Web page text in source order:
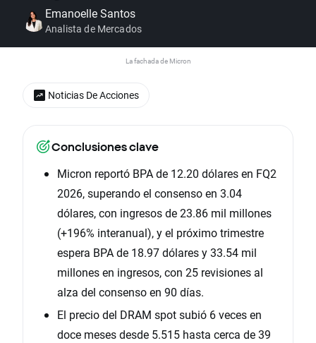
Emanoelle Santos
Analista de Mercados
La fachada de Micron
Conclusiones clave
Micron reportó BPA de 12.20 dólares en FQ2
2026, superando el consenso en 3.04
dólares, con ingresos de 23.86 mil millones
(+196% interanual), y el próximo trimestre
espera BPA de 18.97 dólares y 33.54 mil
millones en ingresos, con 25 revisiones al
alza del consenso en 90 días.
El precio del DRAM spot subió 6 veces en
doce meses desde 5.515 hasta cerca de 39
Noticias De Acciones